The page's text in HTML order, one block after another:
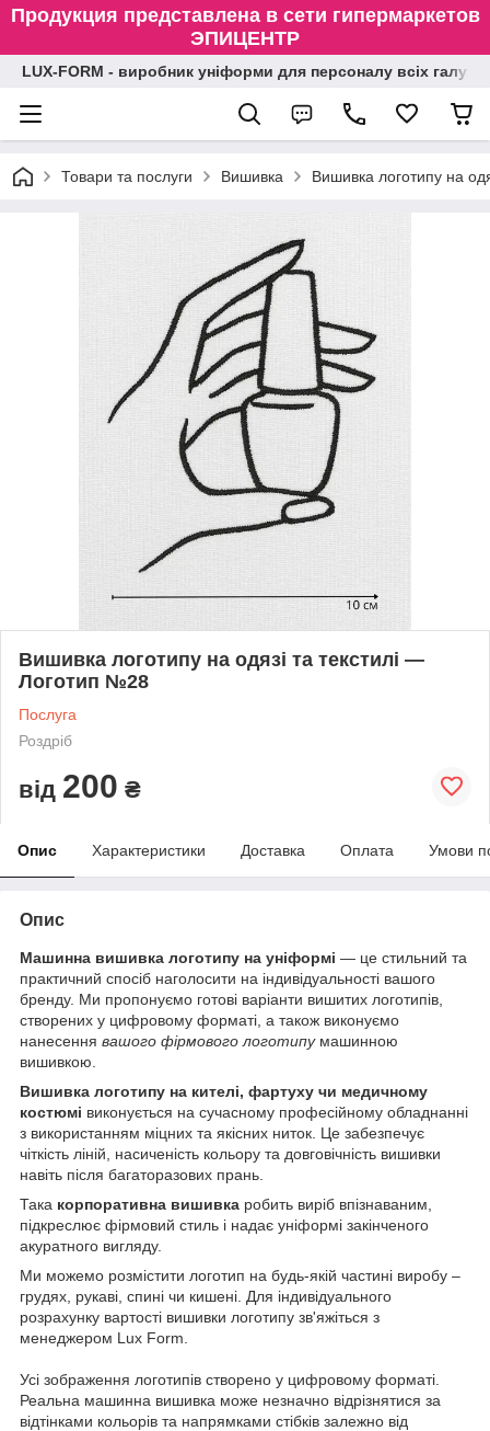
Продукция представлена в сети гипермаркетов
ЭПИЦЕНТР
LUX-FORM - виробник уніформи для персоналу всіх
Товари та послуги Вишивка Вишивка логотипу на
Вишивка логотипу на одязі та текстилі —
Логотип №28
Послуга
Роздріб
від 200 ₴
Опис Характеристики Доставка Оплата Умови
Опис
Машинна вишивка логотипу на уніформі — це стильний та
практичний спосіб наголосити на індивідуальності вашого
бренду. Ми пропонуємо готові варіанти вишитих логотипів,
створених у цифровому форматі, а також виконуємо
нанесення вашого фірмового логотипумашинною
вишивкою.
Вишивка логотипу на кителі, фартуху чи медичному
костюмі виконується на сучасному професійному обладнанні
з використанням міцних та якісних ниток. Це забезпечує
чіткість ліній, насиченість кольору та довговічність вишивки
навіть після багаторазових прань.
Така корпоративна вишивка робить виріб впізнаваним,
підкреслює фірмовий стиль і надає уніформі закінченого
акуратного вигляду.
Ми можемо розмістити логотип на будь-якій частині виробу –
грудях, рукаві, спині чи кишені. Для індивідуального
розрахунку вартості вишивки логотипу зв'яжіться з
менеджером Lux Form.
Усі зображення логотипів створено у цифровому форматі.
Реальна машинна вишивка може незначно відрізнятися за
відтінками кольорів та напрямками стібків залежно від